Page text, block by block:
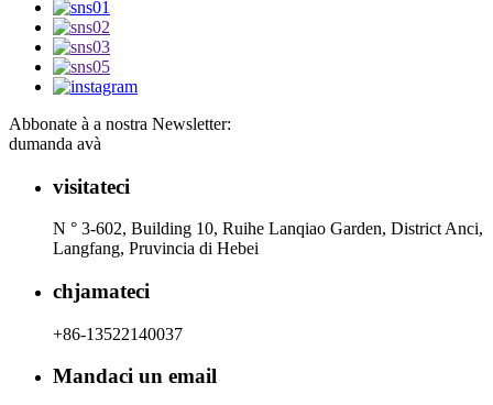
Abbonate à a nostra Newsletter:
dumanda avà
visitateci
N ° 3-602, Building 10, Ruihe Lanqiao Garden, District Anci,
Langfang, Pruvincia di Hebei
chjamateci
+86-13522140037
Mandaci un email